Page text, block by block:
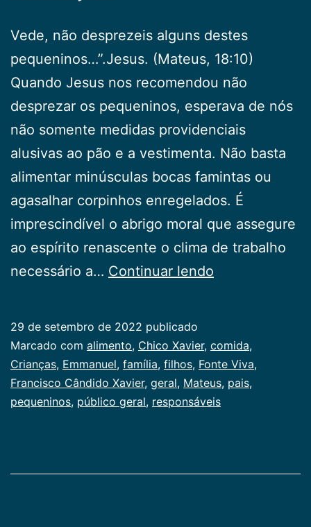
Vede, não desprezeis alguns destes
pequeninos…”.Jesus. (Mateus, 18:10)
Quando Jesus nos recomendou não
desprezar os pequeninos, esperava de nós
não somente medidas providenciais
alusivas ao pão e a vestimenta. Não basta
alimentar minúsculas bocas famintas ou
agasalhar corpinhos enregelados. É
imprescindível o abrigo moral que assegure
ao espírito renascente o clima de trabalho
necessário a… Continuar lendo
29 de setembro de 2022 publicado
Categorizado
como
Publicogeral
Marcado com alimento, Chico Xavier, comida,
Crianças, Emmanuel, família, filhos, Fonte Viva,
Francisco Cândido Xavier, geral, Mateus, pais,
pequeninos, público geral, responsáveis